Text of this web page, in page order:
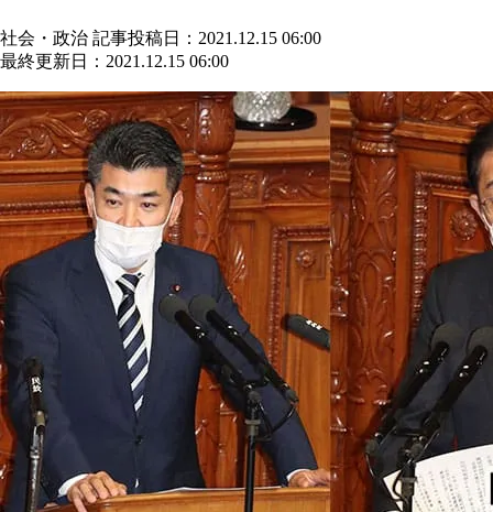
社会・政治 記事投稿日：2021.12.15 06:00
最終更新日：2021.12.15 06:00